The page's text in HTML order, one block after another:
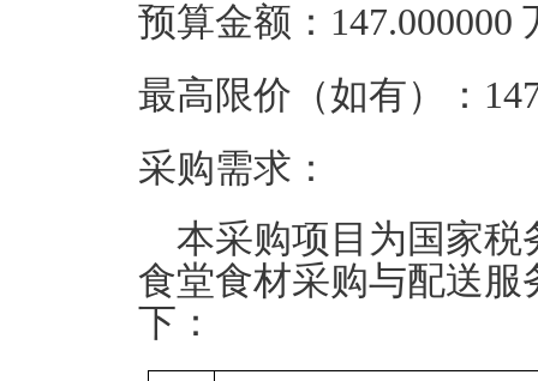
预算金额：147.000000
最高限价（如有）：
采购需求：
本采购项目为国家税
食堂食材采购与配送
下：